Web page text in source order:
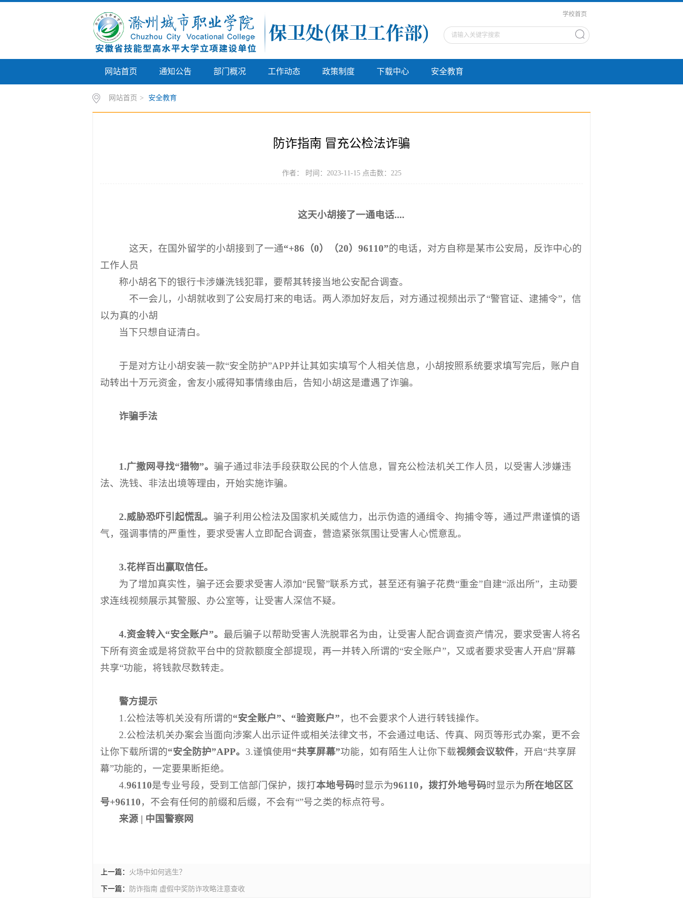
学校首页
网站首页 通知公告 部门概况 工作动态 政策制度 下载中心 安全教育
网站首页 > 安全教育
防诈指南 冒充公检法诈骗
作者： 时间：2023-11-15 点击数： 225
这天小胡接了一通电话....
这天，在国外留学的小胡接到了一通“+86（0）（20）96110”的电话，对方自称是某市公安局，反诈中心的
工作人员
称小胡名下的银行卡涉嫌洗钱犯罪，要帮其转接当地公安配合调查。
不一会儿，小胡就收到了公安局打来的电话。两人添加好友后，对方通过视频出示了“警官证、逮捕令”，信
以为真的小胡
当下只想自证清白。
于是对方让小胡安装一款“安全防护”APP并让其如实填写个人相关信息，小胡按照系统要求填写完后，账户自
动转出十万元资金，舍友小戚得知事情缘由后，告知小胡这是遭遇了诈骗。
诈骗手法
1.广撒网寻找“猎物”。骗子通过非法手段获取公民的个人信息，冒充公检法机关工作人员，以受害人涉嫌违
法、洗钱、非法出境等理由，开始实施诈骗。
2.威胁恐吓引起慌乱。骗子利用公检法及国家机关威信力，出示伪造的通缉令、拘捕令等，通过严肃谨慎的语
气，强调事情的严重性，要求受害人立即配合调查，营造紧张氛围让受害人心慌意乱。
3.花样百出赢取信任。
为了增加真实性，骗子还会要求受害人添加“民警”联系方式，甚至还有骗子花费“重金”自建“派出所”，主动要
求连线视频展示其警服、办公室等，让受害人深信不疑。
4.资金转入“安全账户”。 最后骗子以帮助受害人洗脱罪名为由，让受害人配合调查资产情况，要求受害人将名
下所有资金或是将贷款平台中的贷款额度全部提现，再一并转入所谓的“安全账户”，又或者要求受害人开启”屏幕
共享“功能，将钱款尽数转走。
警方提示
1.公检法等机关没有所谓的“安全账户”、“验资账户”，也不会要求个人进行转钱操作。
2.公检法机关办案会当面向涉案人出示证件或相关法律文书，不会通过电话、传真、网页等形式办案，更不会
让你下载所谓的“安全防护”APP。 3.谨慎使用“共享屏幕”功能，如有陌生人让你下载视频会议软件，开启“共享屏
幕”功能的，一定要果断拒绝。
4.96110是专业号段，受到工信部门保护，拨打本地号码时显示为96110，拨打外地号码时显示为所在地区区
号+96110，不会有任何的前缀和后缀，不会有“”号之类的标点符号。
来源 | 中国警察网
上一篇： 火场中如何逃生？
下一篇： 防诈指南 虚假中奖防诈攻略注意查收